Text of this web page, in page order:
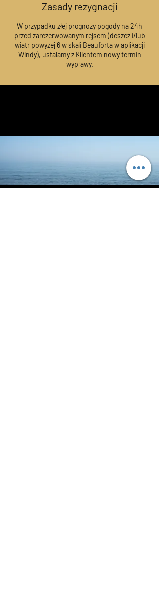
Zasady rezygnacji
W przypadku złej prognozy pogody na 24h
przed zarezerwowanym rejsem (deszcz i/lub
wiatr powyżej 6 w skali Beauforta w aplikacji
Windy), ustalamy z Klientem nowy termin
wyprawy.